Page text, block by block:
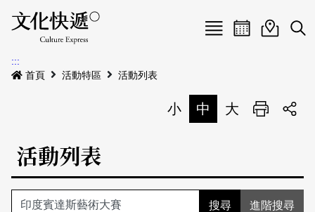
Menu
最新公告
本期專題
歷史專題
活動特區
活動列表
關於我們
活動日曆活動地圖
展
:::
首頁
活動特區 活動列表
小 中 大 列印
活動列表
進階搜尋